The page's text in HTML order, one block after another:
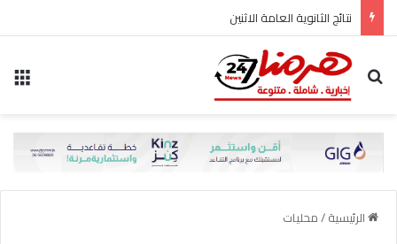
نتائج الثانوية العامة الاثنين
بحث عن
الرئيسية/محليات